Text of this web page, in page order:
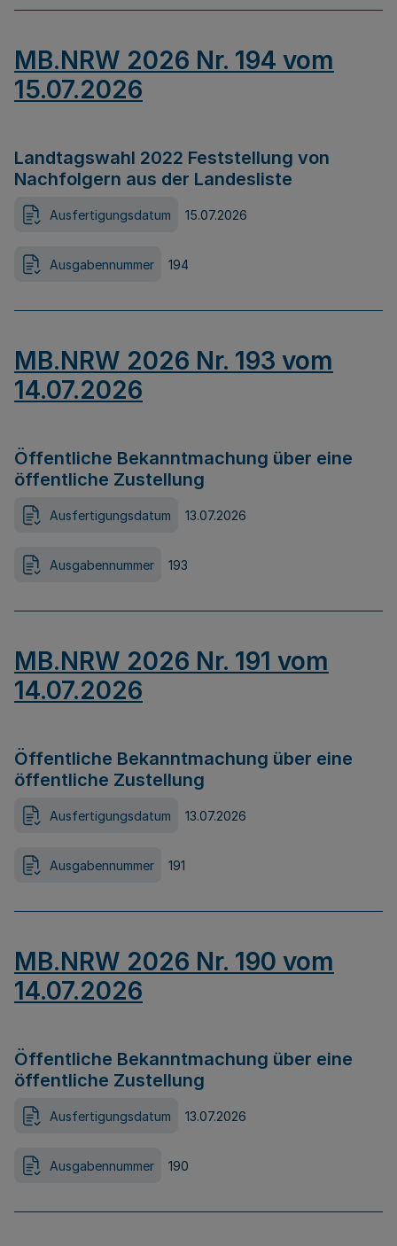
MB.NRW 2026 Nr. 194 vom
15.07.2026
Landtagswahl 2022 Feststellung von
Nachfolgern aus der Landesliste
Ausfertigungsdatum 15.07.2026
Ausgabennummer 194
MB.NRW 2026 Nr. 193 vom
14.07.2026
Öffentliche Bekanntmachung über eine
öffentliche Zustellung
Ausfertigungsdatum 13.07.2026
Ausgabennummer 193
MB.NRW 2026 Nr. 191 vom
14.07.2026
Öffentliche Bekanntmachung über eine
öffentliche Zustellung
Ausfertigungsdatum 13.07.2026
Ausgabennummer 191
MB.NRW 2026 Nr. 190 vom
14.07.2026
Öffentliche Bekanntmachung über eine
öffentliche Zustellung
Ausfertigungsdatum 13.07.2026
Ausgabennummer 190